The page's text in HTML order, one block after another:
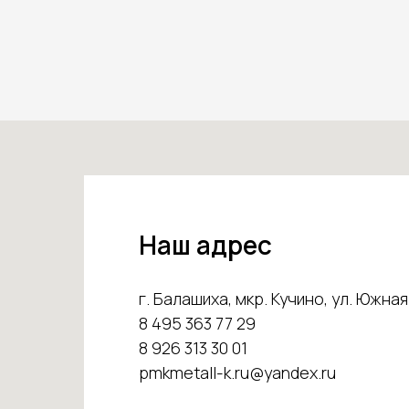
Наш адрес
г. Балашиха, мкр. Кучино, ул. Южная
8 495 363 77 29
8 926 313 30 01
pmkmetall-k.ru@yandex.ru